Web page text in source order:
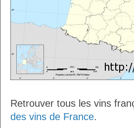
Retrouver tous les vins
des vins de France.